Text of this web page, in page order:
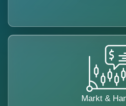
Markt &